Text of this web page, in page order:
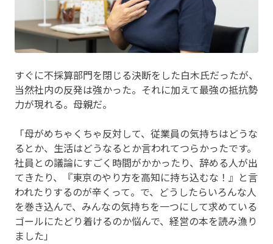
すぐに不採算部門を閉じる決断をした白木氏だったが、
当然社内の反発は強かった。それに加えて最強の抵抗勢
力が現れる。母親だ。
「母がめちゃくちゃ反対して、従業員の気持ちはどうな
るとか、生活はどうなるとか言われてつらかったです。
社員との議論にすごく時間がかかったり、辞める人が出
てきたり、『東京のやり方を高知に持ち込むな！』と言
われたりするのが辛くって。で、どうしたらいろんな人
を巻き込んで、みんなの気持ちを一つにして求めている
ゴールにたどり着けるのか悩んで、経営の本を読み漁り
ました」